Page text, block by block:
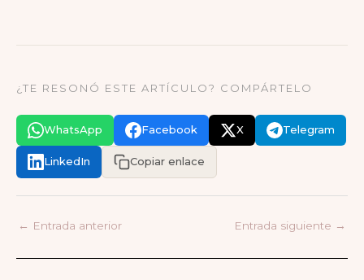
¿TE RESONÓ ESTE ARTÍCULO? COMPÁRTELO
WhatsApp Facebook X Telegram
LinkedIn Copiar enlace
← Entrada anterior Entrada siguiente →